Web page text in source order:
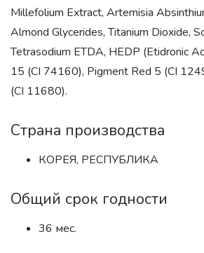
Millefolium Extract, Artemisia
Almond Glycerides, Titanium Dioxide,
Tetrasodium ETDA, HEDP (Etidronic
15 (CI 74160), Pigment Red 5 (CI
(CI 11680).
Страна производства
КОРЕЯ, РЕСПУБЛИКА
Общий срок годности
36 мес.